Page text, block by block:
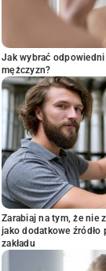
Jak wybrać
mężczyzn?
Zarabiaj na tym, że nie
jako dodatkowe
zakładu